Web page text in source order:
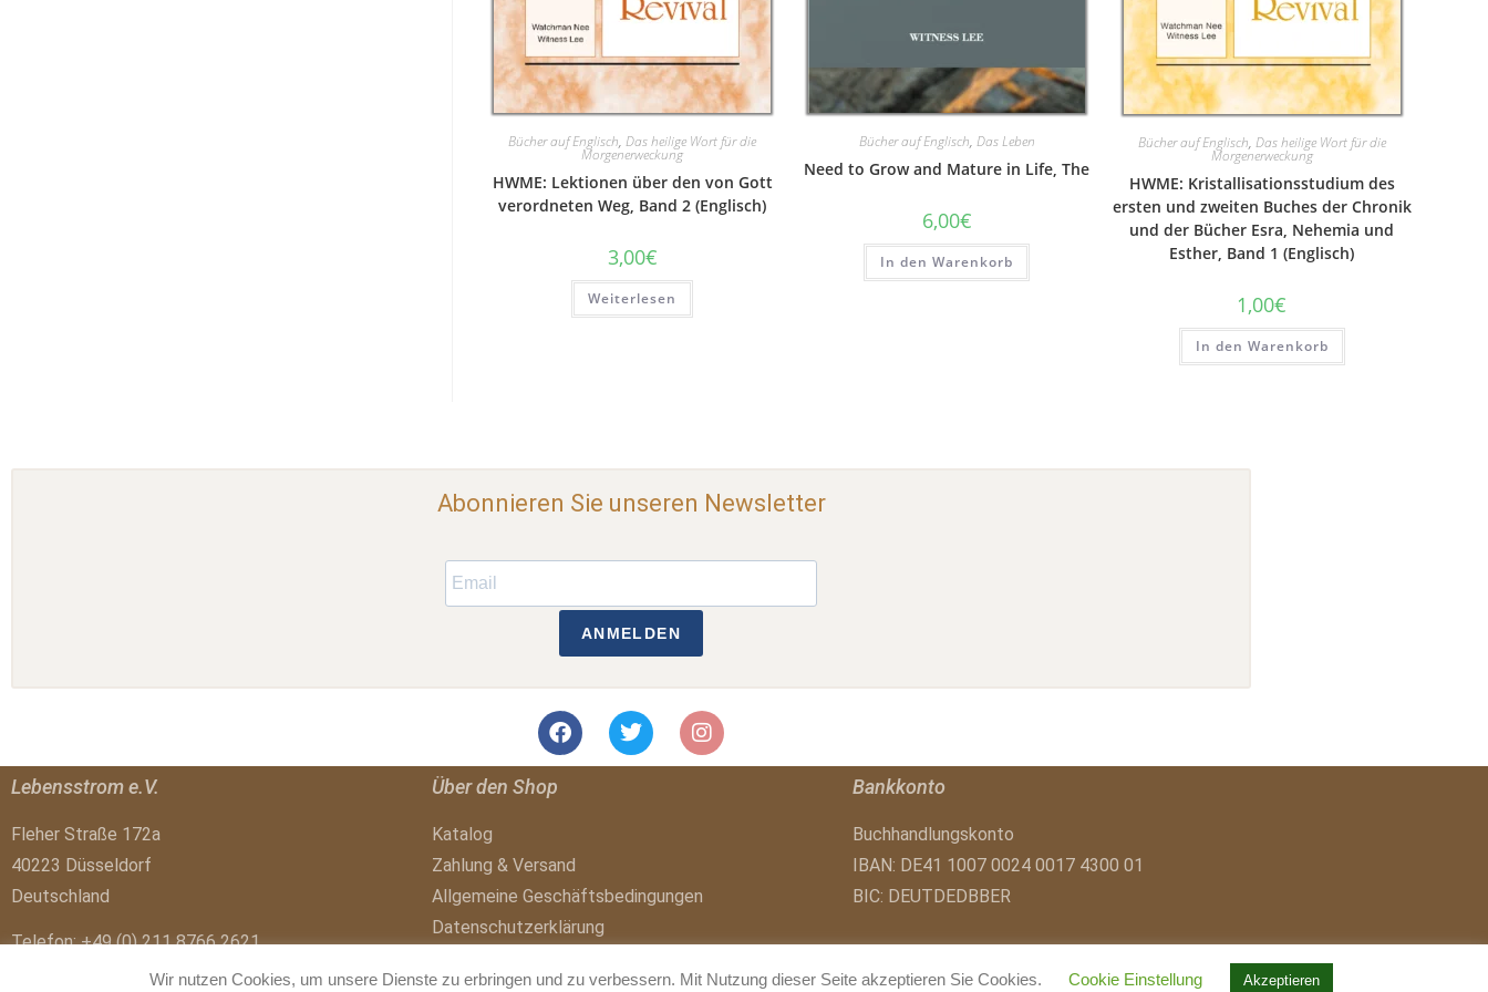
Bücher auf Englisch,Das heilige Wort für die
Morgenerweckung
HWME: Lektionen über den von Gott
verordneten Weg, Band 2 (Englisch)
3,00€
Weiterlesen
Bücher auf Englisch, Das Leben
Need to Grow and Mature in Life, The
6,00€
In den Warenkorb
Bücher auf Englisch, Das heilige Wort für die
Morgenerweckung
HWME: Kristallisationsstudium des
ersten und zweiten Buches der Chronik
und der Bücher Esra, Nehemia und
Esther, Band 1 (Englisch)
1,00€
In den Warenkorb
Abonnieren Sie unseren Newsletter
ANMELDEN
Lebensstrom e.V.
Fleher Straße 172a
40223 Düsseldorf
Deutschland
Telefon: +49 (0) 211 8766 2621
buero@lebensstrom.de
Über den Shop
Katalog
Zahlung & Versand
Allgemeine Geschäftsbedingungen
Datenschutzerklärung
Bankkonto
Buchhandlungskonto
IBAN: DE41 1007 0024 0017 4300 01
BIC: DEUTDEDBBER
Wir nutzen Cookies, um unsere Dienste zu erbringen und zu verbessern. Mit Nutzung dieser Seite akzeptieren Sie Cookies. Cookie Einstellung Akzeptieren